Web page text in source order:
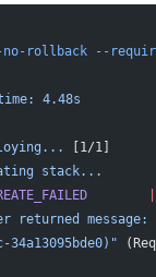
rollback --
4.48s
[1/1]
stack...
        |
returned message:
34a13095bde0)"